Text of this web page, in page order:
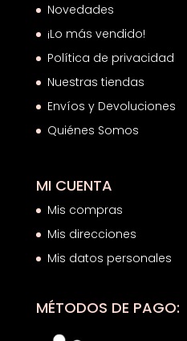
Novedades
¡Lo más vendido!
Política de privacidad
Nuestras tiendas
Envíos y Devoluciones
Quiénes Somos
MI CUENTA
Mis compras
Mis direcciones
Mis datos personales
MÉTODOS DE PAGO: